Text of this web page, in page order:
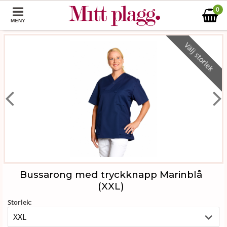
MENY
0
Välj storlek
Bussarong med tryckknapp Marinblå
(XXL)
Storlek: